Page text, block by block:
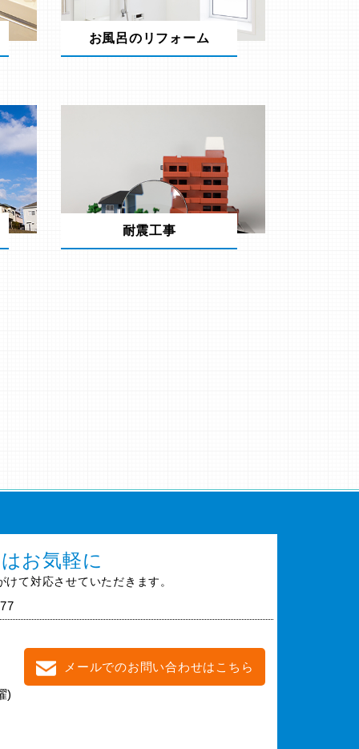
お風呂のリフォーム
耐震工事
お気軽に
て対応させていただきます。
)
メールでのお問い合わせはこちら